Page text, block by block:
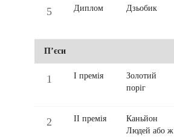
5 Диплом Дзьобик
П’єси
1 І премія
Золотий
поріг
2 ІІ премія
Каньйон
Людей або ж